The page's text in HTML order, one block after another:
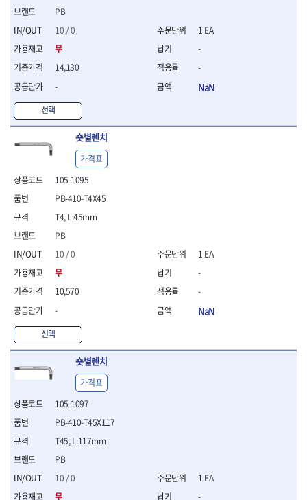
- 펀치세트
- 톱대
- 용접용품
- 빠루
- 커터칼
- 전지가위
- 정글칼
- 전정톱
- 목공톱
- 고지톱
- 다목적가위
- 안전커터칼
- 휠메저
- 마킹
연마용품
- 조줄
- 조줄세트
- 판금줄홀더
공구함.공구집
- 탑체스터
- 플라스틱이동공구함
- 공구통
- 공구가방
기타 작업공구
PB
10 / 0
무
14,130
-
선택
1 EA
-
-
NaN
숏별렌치
105-1095
PB
10 / 0
무
10,570
-
선택
PB-410-T4X45
T4, L:45mm
가격표
1 EA
-
-
NaN
숏별렌치
105-1097
PB
10 / 0
무
PB-410-T45X117
T45, L:117mm
가격표
1 EA
-